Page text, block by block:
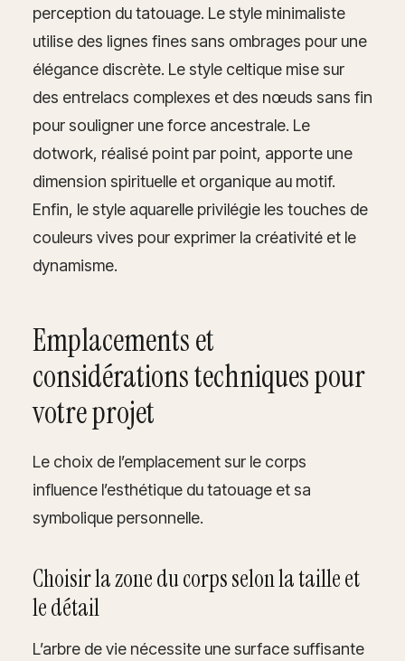
perception du tatouage. Le style minimaliste
utilise des lignes fines sans ombrages pour une
élégance discrète. Le style celtique mise sur
des entrelacs complexes et des nœuds sans fin
pour souligner une force ancestrale. Le
dotwork, réalisé point par point, apporte une
dimension spirituelle et organique au motif.
Enfin, le style aquarelle privilégie les touches de
couleurs vives pour exprimer la créativité et le
dynamisme.
Emplacements et
considérations techniques pour
votre projet
Le choix de l’emplacement sur le corps
influence l’esthétique du tatouage et sa
symbolique personnelle.
Choisir la zone du corps selon la taille et
le détail
L’arbre de vie nécessite une surface suffisante